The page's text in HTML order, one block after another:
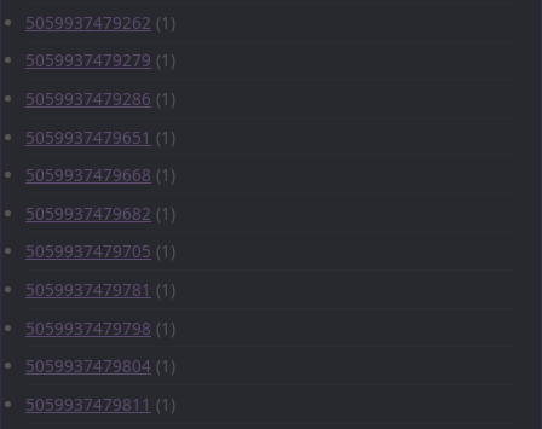
5059937479262 (1)
5059937479279 (1)
5059937479286 (1)
5059937479651 (1)
5059937479668 (1)
5059937479682 (1)
5059937479705 (1)
5059937479781 (1)
5059937479798 (1)
5059937479804 (1)
5059937479811 (1)